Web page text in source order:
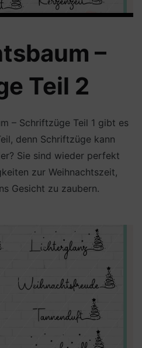
–
Teil 2
– Schriftzüge Teil 1 gibt es
denn Schriftzüge kann
Sie sind wieder perfekt
zur Weihnachtszeit,
Gesicht zu zaubern.